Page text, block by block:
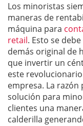
Los minoristas
maneras de
máquina para
retail. Esto se
demás original de
que invertir un
este
empresa. La
solución para
clientes una
calderilla